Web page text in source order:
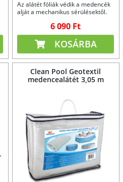
Az alátét fóliák védik a medencék
alját a mechanikus sérülésektől.
6 090 Ft
KOSÁRBA
Clean Pool Geotextil
medencealátét 3,05 m